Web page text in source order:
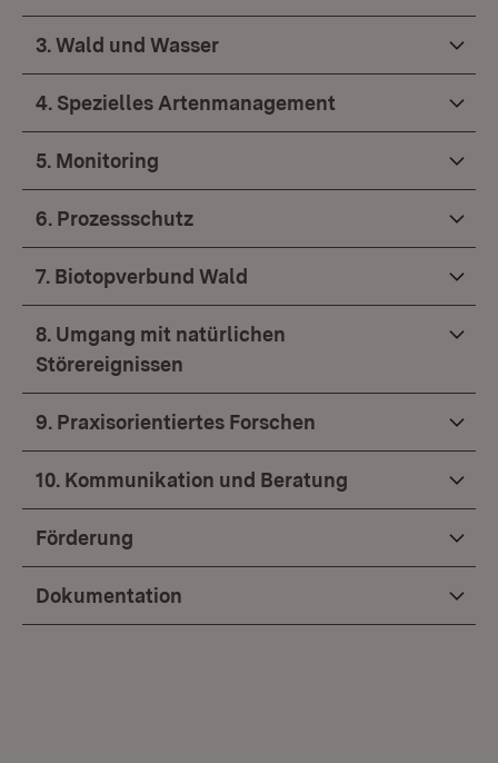
3. Wald und Wasser
4. Spezielles Artenmanagement
5. Monitoring
6. Prozessschutz
7. Biotopverbund Wald
8. Umgang mit natürlichen
Störereignissen
9. Praxisorientiertes Forschen
10. Kommunikation und Beratung
Förderung
Dokumentation